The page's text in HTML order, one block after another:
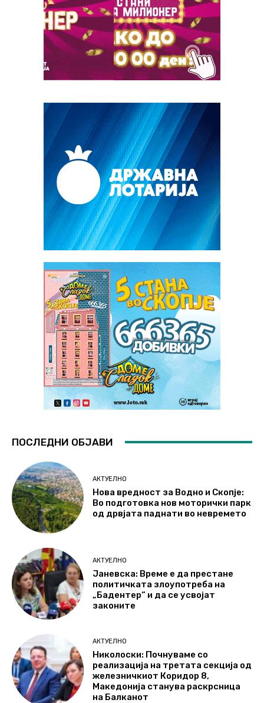
ПОСЛЕДНИ ОБЈАВИ
АКТУЕЛНО
Нова вредност за Водно и Скопје:
Во подготовка нов моторички парк
од дрвјата паднати во невремето
АКТУЕЛНО
Јаневска: Време е да престане
политичката злоупотреба на
„Бадентер“ и да се усвојат
законите
АКТУЕЛНО
Николоски: Почнуваме со
реализација на третата секција од
железничкиот Коридор 8,
Македонија станува раскрсница
на Балканот